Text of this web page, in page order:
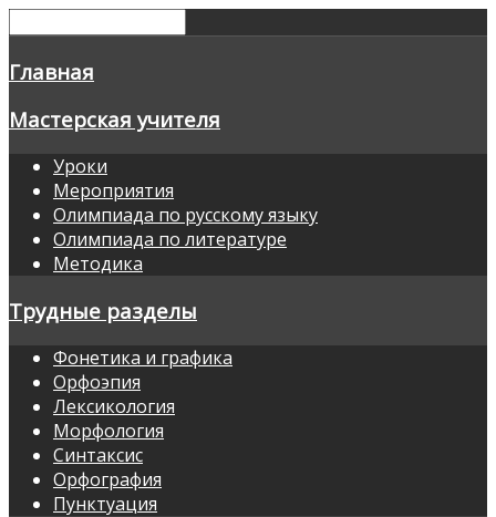
Главная
Мастерская учителя
Уроки
Мероприятия
Олимпиада по русскому языку
Олимпиада по литературе
Методика
Трудные разделы
Фонетика и графика
Орфоэпия
Лексикология
Морфология
Синтаксис
Орфография
Пунктуация